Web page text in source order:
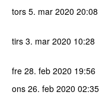
tors 5. mar 2020 20:08
tirs 3. mar 2020 10:28
fre 28. feb 2020 19:56
ons 26. feb 2020 02:35